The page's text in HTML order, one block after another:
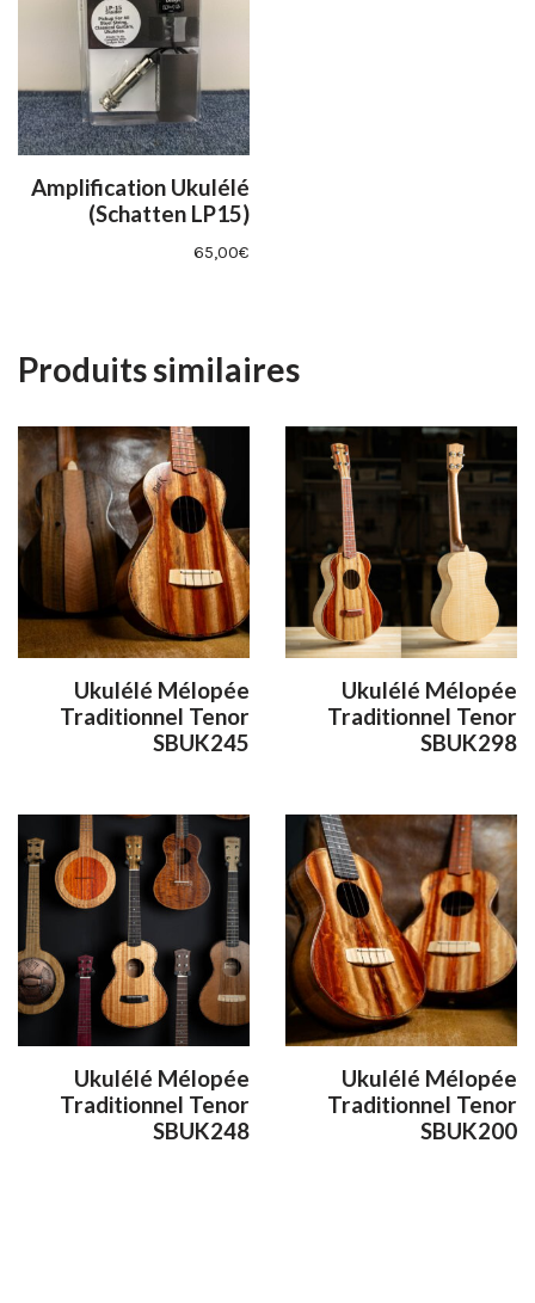
Amplification Ukulélé
(Schatten LP15)
65,00€
Produits similaires
Ukulélé Mélopée
Traditionnel Tenor
SBUK245
Ukulélé Mélopée
Traditionnel Tenor
SBUK298
Ukulélé Mélopée
Traditionnel Tenor
SBUK248
Ukulélé Mélopée
Traditionnel Tenor
SBUK200